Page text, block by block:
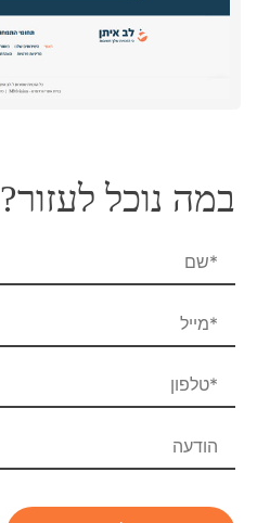
במה נוכל לעזור?